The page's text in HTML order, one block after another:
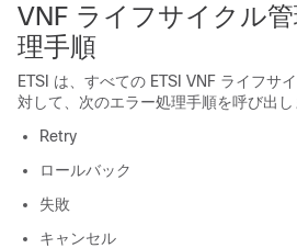
VNF ライフサイクル
理手順
ETSI は、すべての ETSI VNF ライフサ
対して、次のエラー処理手順を呼び出し
Retry
ロールバック
失敗
キャンセル